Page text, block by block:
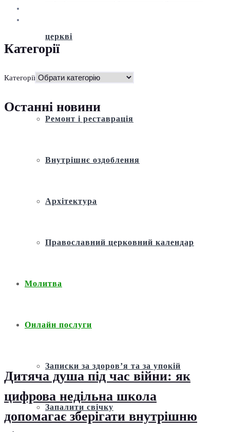
церкві
Історія
Ремонт і реставрація
Внутрішнє оздоблення
Архітектура
Православний церковний календар
Молитва
Онлайн послуги
Записки за здоров’я та за упокій
Запалити свічку
Категорії
Категорії
Останні новини
Дитяча душа під час війни: як
цифрова недільна школа
допомагає зберігати внутрішню